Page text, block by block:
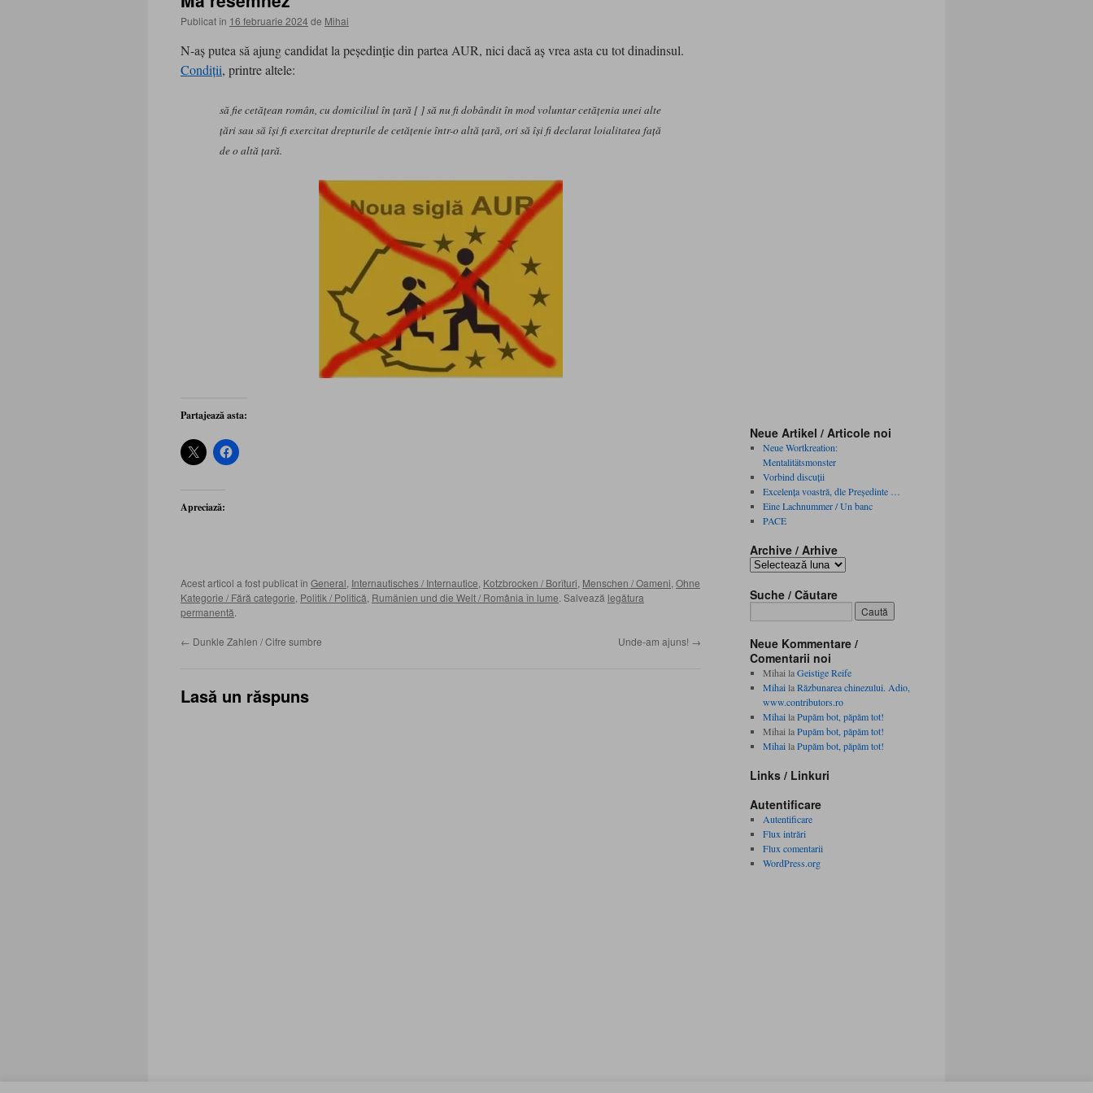
Publicat în 16 februarie 2024 de Mihai
N-aş putea să ajung candidat la peşedinţie din partea AUR, nici dacă aş vrea asta cu tot dinadinsul.
Condiţii, printre altele:
să fie cetăţean român, cu domiciliul în ţară [ ] să nu fi dobândit în mod voluntar cetăţenia unei alte
ţări sau să îşi fi exercitat drepturile de cetăţenie într-o altă ţară, ori să îşi fi declarat loialitatea faţă
de o altă ţară.
Partajează asta:
Apreciază:
Acest articol a fost publicat în General Internautisches / Internautice Kotzbrocken / Borîturi Menschen / Oameni Ohne
Kategorie / Fără categorie Politik / Politică Rumänien und die Welt / România în lume . Salvează legătura
permanentă
← Dunkle Zahlen / Cifre sumbre Unde-am ajuns! →
Lasă un răspuns
Neue Artikel / Articole noi
Neue Wortkreation:
Mentalitätsmonster
Vorbind discuţii
Excelenţa voastră, dle Preşedinte …
Eine Lachnummer / Un banc
PACE
Archive / Arhive
Archive
Arhive
Suche / Căutare
Neue Kommentare /
Comentarii noi
Mihai laGeistige Reife
MihailaRăzbunarea chinezului. Adio,
www.contributors.ro
MihailaPupăm bot, păpăm tot!
Mihai laPupăm bot, păpăm tot!
MihailaPupăm bot, păpăm tot!
Links / Linkuri
Autentificare
Autentificare
Flux intrări
Flux comentarii
WordPress.org